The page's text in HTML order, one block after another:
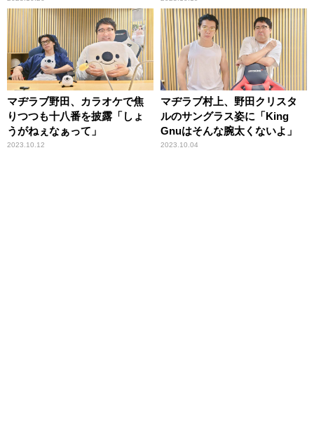
マヂラブ野田、カラオケで焦
りつつも十八番を披露「しょ
うがねぇなぁって」
2023.10.12
マヂラブ村上、野田クリスタ
ルのサングラス姿に「King
Gnuはそんな腕太くないよ」
2023.10.04